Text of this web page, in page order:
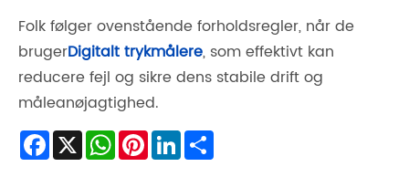
Folk følger ovenstående forholdsregler, når de
brugerDigitalt trykmålere, som effektivt kan
reducere fejl og sikre dens stabile drift og
måleanøjagtighed.
Facebook
X WhatsApp
Pinterest
LinkedIn